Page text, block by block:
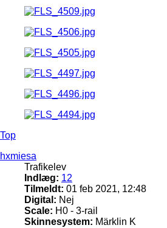
Top
hxmiesa
Trafikelev
Indlæg: 12
Tilmeldt: 01 feb 2021, 12:48
Digital: Nej
Scale: H0 - 3-rail
Skinnesystem: Märklin K